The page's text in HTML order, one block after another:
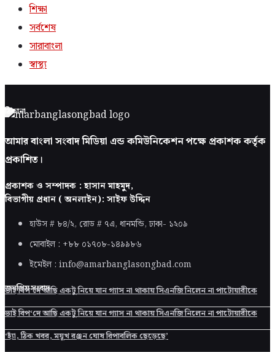
শিক্ষা
সর্বশেষ
সারাবাংলা
স্বাস্থ্য
ঠিকানা
আমার বাংলা সংবাদ মিডিয়া এন্ড কমিউনিকেশন পক্ষে প্রকাশক কর্তৃক
প্রকাশিত।
প্রকাশক ও সম্পাদক : হাসান মাহমুদ,
বিভাগীয় প্রধান ( অনলাইন): সাইফ উদ্দিন
হাউস # ৮৪/২, রোড # ৭এ, ধানমন্ডি, ঢাকা- ১২০৯
মোবাইল : +৮৮ ০১৭০৮-১৪৯৯৮৬
ইমেইল : info@amarbanglasongbad.com
জনপ্রিয় সংবাদ
ভাই বিপ‘দে আছি একটু নিয়ে যান গ্যাস না থাকায় সিএনজি নিলেন না পাটোয়ারীকে
ভাই বিপ‘দে আছি একটু নিয়ে যান গ্যাস না থাকায় সিএনজি নিলেন না পাটোয়ারীকে
‘হ্যাঁ, ঠিক খবর, ময়ূখ রঞ্জন ঘোষ রিপাবলিক ছেড়েছে’